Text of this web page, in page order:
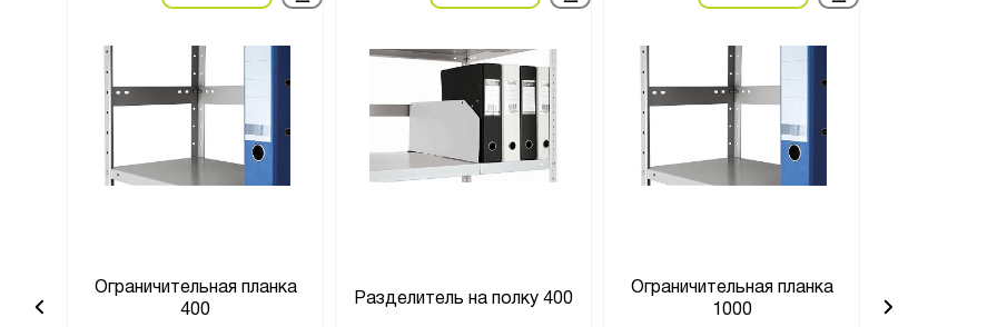
Ограничительная планка
400
Разделитель на полку 400
Ограничительная планка
1000